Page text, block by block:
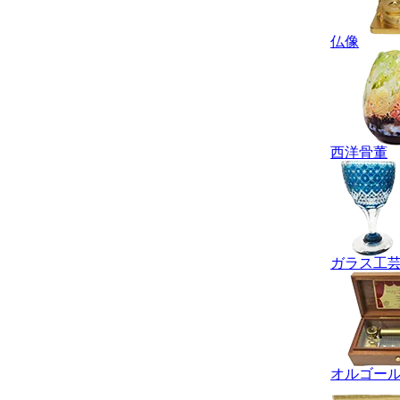
仏像
西洋骨董
ガラス工
オルゴー